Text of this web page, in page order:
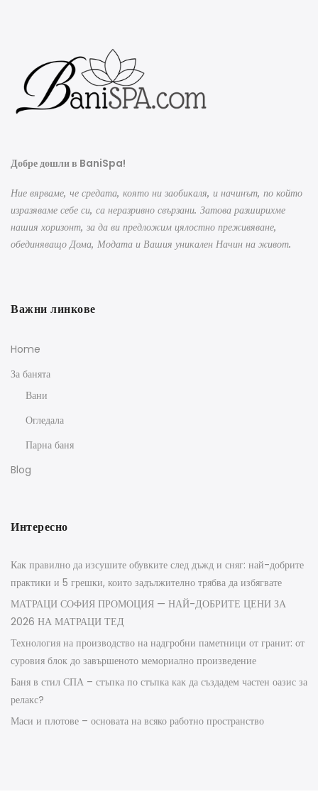
Добре дошли в BaniSpa!
Ние вярваме, че средата, която ни заобикаля, и начинът, по който
изразяваме себе си, са неразривно свързани. Затова разширихме
нашия хоризонт, за да ви предложим цялостно преживяване,
обединяващо Дома, Модата и Вашия уникален Начин на живот.
Важни линкове
Home
За банята
Вани
Огледала
Парна баня
Blog
Интересно
Как правилно да изсушите обувките след дъжд и сняг: най-добрите
практики и 5 грешки, които задължително трябва да избягвате
МАТРАЦИ СОФИЯ ПРОМОЦИЯ — НАЙ-ДОБРИТЕ ЦЕНИ ЗА
2026 НА МАТРАЦИ ТЕД
Технология на производство на надгробни паметници от гранит: от
суровия блок до завършеното мемориално произведение
Баня в стил СПА – стъпка по стъпка как да създадем частен оазис за
релакс?
Маси и плотове – основата на всяко работно пространство